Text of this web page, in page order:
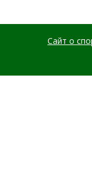
Сайт о